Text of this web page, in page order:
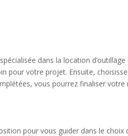
dans la location d’outillage
pour votre projet. Ensuite,
vous pourrez finaliser votre
pour vous guider dans le choix